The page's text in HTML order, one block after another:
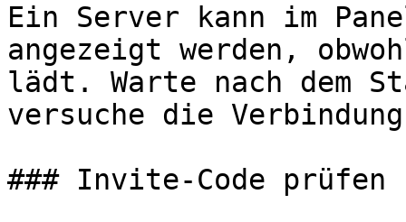
Ein Server kann im
angezeigt werden,
lädt. Warte nach dem
versuche die
### Invite-Code prüfen